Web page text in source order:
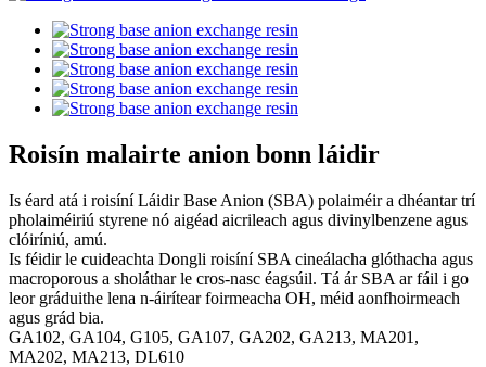
Roisín malairte anion bonn láidir
Is éard atá i roisíní Láidir Base Anion (SBA) polaiméir a dhéantar trí
pholaiméiriú styrene nó aigéad aicrileach agus divinylbenzene agus
clóiríniú, amú.
Is féidir le cuideachta Dongli roisíní SBA cineálacha glóthacha agus
macroporous a sholáthar le cros-nasc éagsúil. Tá ár SBA ar fáil i go
leor gráduithe lena n-áirítear foirmeacha OH, méid aonfhoirmeach
agus grád bia.
GA102, GA104, G105, GA107, GA202, GA213, MA201,
MA202, MA213, DL610